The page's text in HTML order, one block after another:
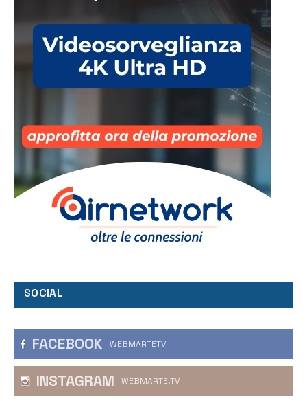
SOCIAL
FACEBOOK WEBMARTETV
INSTAGRAM WEBMARTE.TV